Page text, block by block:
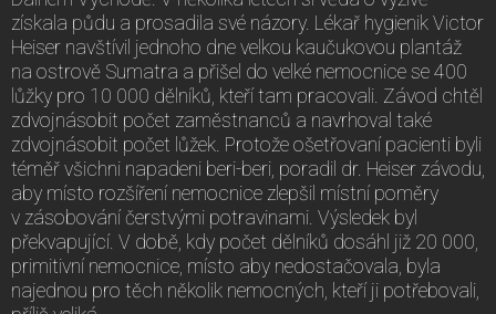
získala půdu a prosadila své názory. Lékař hygienik Victor
Heiser navštívil jednoho dne velkou kaučukovou plantáž
na ostrově Sumatra a přišel do velké nemocnice se 400
lůžky pro 10 000 dělníků, kteří tam pracovali. Závod chtěl
zdvojnásobit počet zaměstnanců a navrhoval také
zdvojnásobit počet lůžek. Protože ošetřovaní pacienti byli
téměř všichni napadeni beri-beri, poradil dr. Heiser závodu,
aby místo rozšíření nemocnice zlepšil místní poměry
v zásobování čerstvými potravinami. Výsledek byl
překvapující. V době, kdy počet dělníků dosáhl již 20 000,
primitivní nemocnice, místo aby nedostačovala, byla
najednou pro těch několik nemocných, kteří ji potřebovali,